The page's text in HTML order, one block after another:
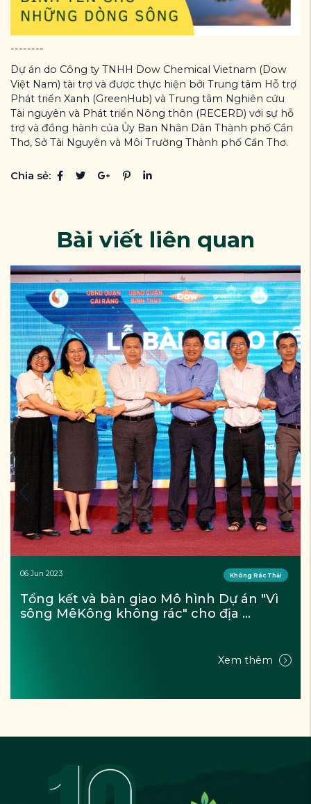
--------
Dự án do Công ty TNHH Dow Chemical Vietnam (Dow
Việt Nam) tài trợ và được thực hiện bởi Trung tâm Hỗ trợ
Phát triển Xanh (GreenHub) và Trung tâm Nghiên cứu
Tài nguyên và Phát triển Nông thôn (RECERD) với sự hỗ
trợ và đồng hành của Ủy Ban Nhân Dân Thành phố Cần
Thơ, Sở Tài Nguyên và Môi Trường Thành phố Cần Thơ.
Chia sẻ:
Bài viết liên quan
06 Jun 2023 Không Rác Thải
Tổng kết và bàn giao Mô hình Dự án "Vì
sông MêKông không rác" cho địa
Xem thêm